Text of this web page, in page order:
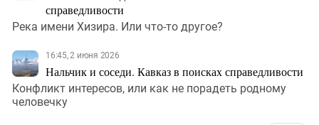
справедливости
Река имени Хизира. Или что-то другое?
16:45, 2 июня 2026
Нальчик и соседи. Кавказ в поисках справедливости
Конфликт интересов, или как не порадеть родному
человечку